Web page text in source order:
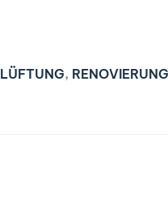
LÜFTUNG, RENOVIERUNG